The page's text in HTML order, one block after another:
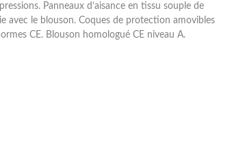
Panneaux d’aisance en tissu souple de
avec le blouson. Coques de protection amovibles
CE. Blouson homologué CE niveau A.